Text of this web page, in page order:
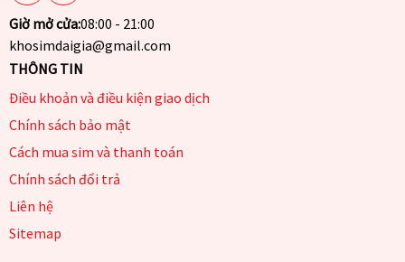
Giờ mở cửa:08:00 - 21:00
khosimdaigia@gmail.com
THÔNG TIN
Điều khoản và điều kiện giao dịch
Chính sách bảo mật
Cách mua sim và thanh toán
Chính sách đổi trả
Liên hệ
Sitemap